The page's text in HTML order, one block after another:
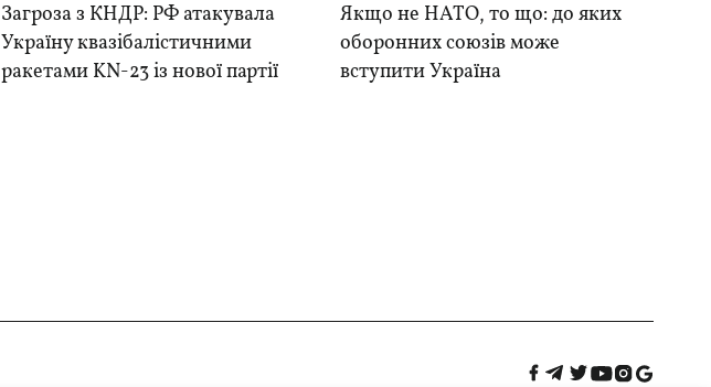
Загроза з КНДР: РФ атакувала
Україну квазібалістичними
ракетами KN-23 із нової партії
Якщо не НАТО, то що: до яких
оборонних союзів може
вступити Україна